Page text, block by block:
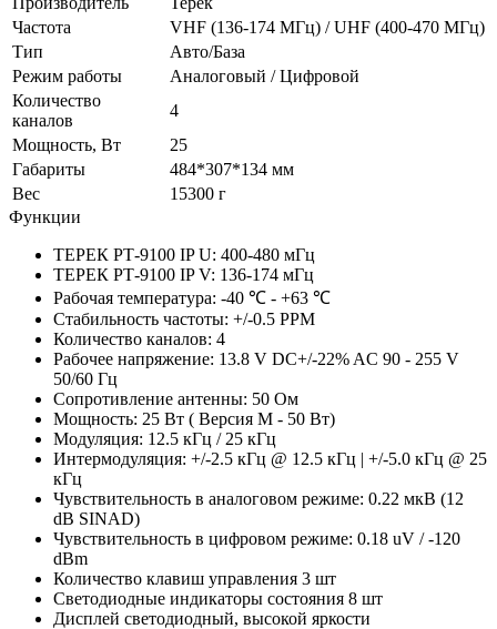
Частота
VHF (136-174 МГц) / UHF (400-470 МГц)
Тип
Авто/База
Режим работы
Аналоговый / Цифровой
Количество
каналов
4
Мощность, Вт
25
Габариты
484*307*134 мм
Вес
15300 г
Функции
ТЕРЕК РТ-9100 IP U: 400-480 мГц
ТЕРЕК РТ-9100 IP V: 136-174 мГц
Рабочая температура: -40 ℃ - +63 ℃
Стабильность частоты: +/-0.5 PPM
Количество каналов: 4
Рабочее напряжение: 13.8 V DC+/-22% AC 90 - 255 V
50/60 Гц
Сопротивление антенны: 50 Ом
Мощность: 25 Вт ( Версия М - 50 Вт)
Модуляция: 12.5 кГц / 25 кГц
Интермодуляция: +/-2.5 кГц @ 12.5 кГц | +/-5.0 кГц @ 25
кГц
Чувствительность в аналоговом режиме: 0.22 мкВ (12
dB SINAD)
Чувствительность в цифровом режиме: 0.18 uV / -120
dBm
Количество клавиш управления 3 шт
Светодиодные индикаторы состояния 8 шт
Дисплей светодиодный, высокой яркости